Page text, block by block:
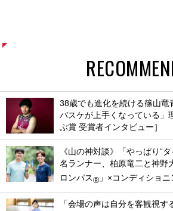
38歳でも進化を続ける篠山竜
バスケが上手くなっている」
ぶ賞 受賞者インタビュー］
《山の神対談》「やっぱり“
名ランナー、柏原竜二と神野
ロンパス® 」×コンディショ
「会場の声は自分を客観視